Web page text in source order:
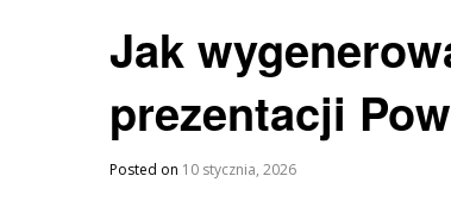
Jak
prezentacji
Posted on 10 stycznia, 2026